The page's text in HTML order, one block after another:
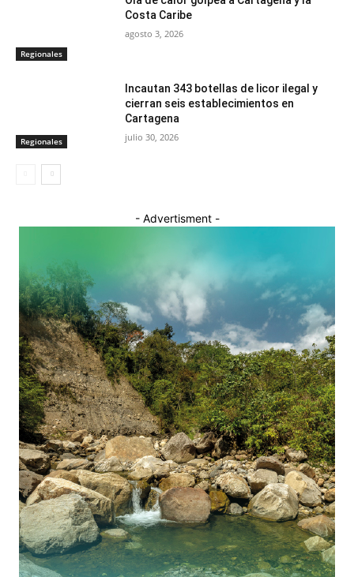
Regionales
Costa Caribe
agosto 3, 2026
Regionales
Incautan 343 botellas de licor ilegal y
cierran seis establecimientos en
Cartagena
julio 30, 2026
- Advertisment -